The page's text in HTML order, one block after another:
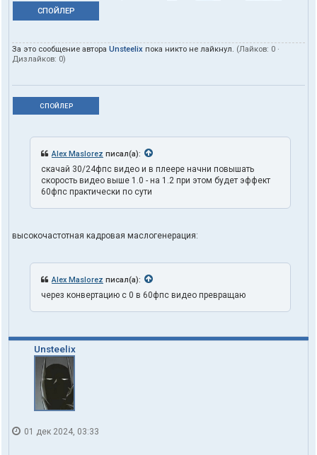
СПОЙЛЕР
За это сообщение автора Unsteelix пока никто не лайкнул. (Лайков: 0 ·
Дизлайков: 0)
СПОЙЛЕР
Alex Maslorez писал(а):
скачай 30/24фпс видео и в плеере начни повышать
скорость видео выше 1.0 - на 1.2 при этом будет эффект
60фпс практически по сути
высокочастотная кадровая маслогенерация:
Alex Maslorez писал(а):
через конвертацию с 0 в 60фпс видео превращаю
Unsteelix
01 дек 2024, 03:33